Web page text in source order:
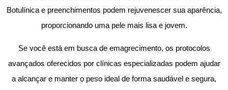
Botulínica e preenchimentos podem rejuvenescer sua aparência,
proporcionando uma pele mais lisa e jovem.
Se você está em busca de emagrecimento, os protocolos
avançados oferecidos por clínicas especializadas podem ajudar
a alcançar e manter o peso ideal de forma saudável e segura,